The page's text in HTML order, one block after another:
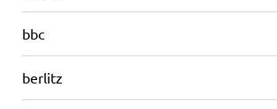
bbc
berlitz